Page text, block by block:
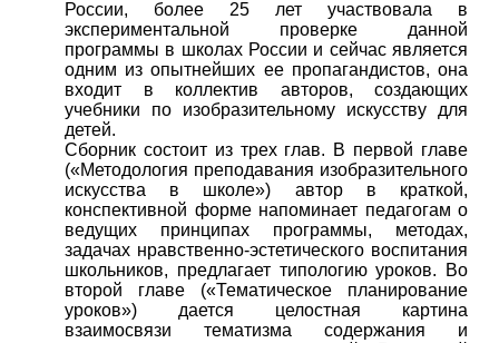
России, более 25 лет участвовала в
экспериментальной проверке данной
программы в школах России и сейчас является
одним из опытнейших ее пропагандистов, она
входит в коллектив авторов, создающих
учебники по изобразительному искусству для
детей.
Сборник состоит из трех глав. В первой главе
(«Методология преподавания изобразительного
искусства в школе») автор в краткой,
конспективной форме напоминает педагогам о
ведущих принципах программы, методах,
задачах нравственно-эстетического воспитания
школьников, предлагает типологию уроков. Во
второй главе («Тематическое планирование
уроков») дается целостная картина
взаимосвязи тематизма содержания и